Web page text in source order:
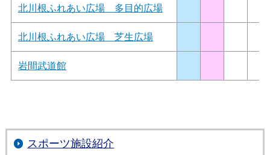
北川根ふれあい広場 多目的広場
北川根ふれあい広場 芝生広場
岩間武道館
スポーツ施設紹介